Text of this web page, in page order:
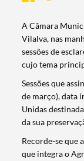
A Câmara
Vilalva, nas
sessões de
cujo tema
Sessões que
de março), data
Unidas
da sua
Recorde-se que
que integra o